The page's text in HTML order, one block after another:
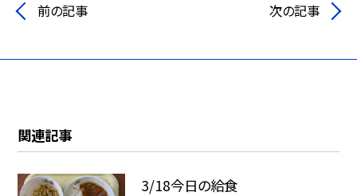
前の記事 次の記事
関連記事
3/18今日の給食